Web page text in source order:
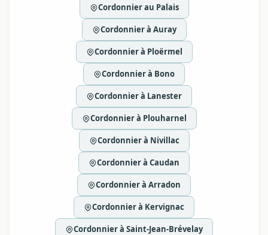
Cordonnier au Palais
Cordonnier à Auray
Cordonnier à Ploërmel
Cordonnier à Bono
Cordonnier à Lanester
Cordonnier à Plouharnel
Cordonnier à Nivillac
Cordonnier à Caudan
Cordonnier à Arradon
Cordonnier à Kervignac
Cordonnier à Saint-Jean-Brévelay